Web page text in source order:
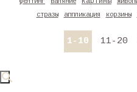
стразы
аппликация корзины
1-10 11-20